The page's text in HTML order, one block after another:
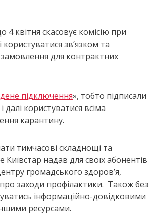
4 квітня скасовує комісію при
зв’язком та
для контрактних
підключення», тобто підписали
користуватися всіма
карантину.
тимчасові складнощі та
надав для своїх абонентів
громадського здоров’я,
заходи профілактики. Також без
інформаційно-довідковими
ресурсами.